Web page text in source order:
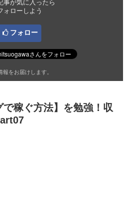
事が気に入ったら
ォローしよう
フォロー
報をお届けします。
稼ぐ方法】を勉強！収